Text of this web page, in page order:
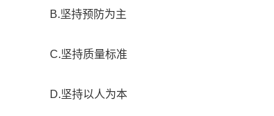
B.坚持预防为主
C.坚持质量标准
D.坚持以人为本